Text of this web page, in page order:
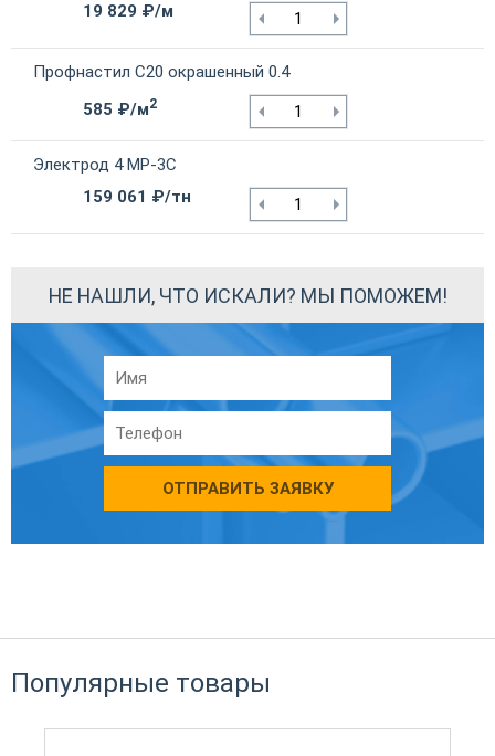
19 829 ₽/м
Профнастил С20 окрашенный 0.4
585 ₽/м2
Электрод 4 МР-3С
159 061 ₽/тн
НЕ НАШЛИ, ЧТО ИСКАЛИ? МЫ ПОМОЖЕМ!
ОТПРАВИТЬ ЗАЯВКУ
Популярные товары